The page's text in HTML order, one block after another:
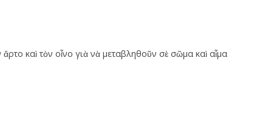
καὶ τὸν οἶνο γιὰ νὰ μεταβληθοῦν σὲ σῶμα καὶ αἷμα